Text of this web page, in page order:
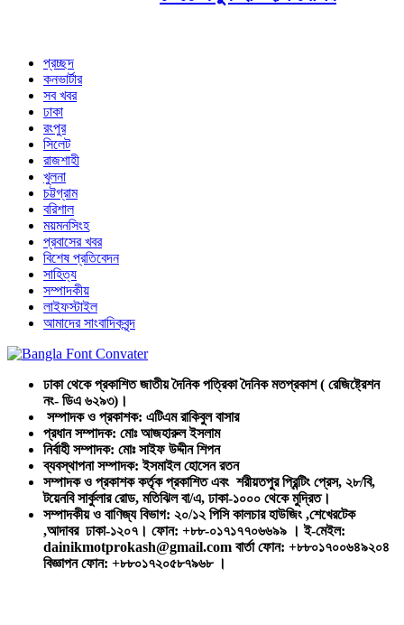
প্রচ্ছদ
কনভার্টার
সব খবর
ঢাকা
রংপুর
সিলেট
রাজশাহী
খুলনা
চট্টগ্রাম
বরিশাল
ময়মনসিংহ
প্রবাসের খবর
বিশেষ প্রতিবেদন
সাহিত্য
সম্পাদকীয়
লাইফস্টাইল
আমাদের সাংবাদিকবৃন্দ
ঢাকা থেকে প্রকাশিত জাতীয় দৈনিক পত্রিকা দৈনিক মতপ্রকাশ ( রেজিষ্ট্রেশন
নং- ডিএ ৬২৯৩)।
সম্পাদক ও প্রকাশক: এটিএম রাকিবুল বাসার
প্রধান সম্পাদক: মোঃ আজহারুল ইসলাম
নির্বাহী সম্পাদক: মোঃ সাইফ উদ্দীন শিপন
ব্যবস্থাপনা সম্পাদক: ইসমাইল হোসেন রতন
সম্পাদক ও প্রকাশক কর্তৃক প্রকাশিত এবং শরীয়তপুর প্রিন্টিং প্রেস, ২৮/বি,
টয়েনবি সার্কুলার রোড, মতিঝিল বা/এ, ঢাকা-১০০০ থেকে মুদ্রিত।
সম্পাদকীয় ও বাণিজ্য বিভাগ: ২০/১২ পিসি কালচার হাউজিং ,শেখেরটেক
,আদাবর ঢাকা-১২০৭। ফোন: +৮৮-০১৭১৭৭০৬৬৯৯ । ই-মেইল:
dainikmotprokash@gmail.com বার্তা ফোন: +৮৮০১৭০০৬৪৯২০৪
বিজ্ঞাপন ফোন: +৮৮০১৭২০৫৮৭৯৬৮ ।